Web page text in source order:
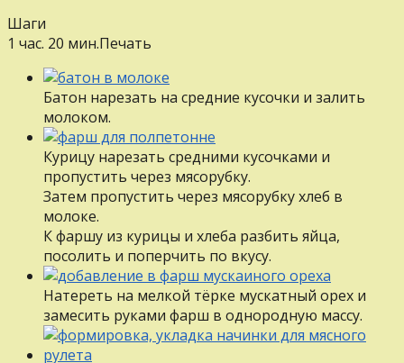
Шаги
1 час. 20 мин.Печать
Батон нарезать на средние кусочки и залить
молоком.
Курицу нарезать средними кусочками и
пропустить через мясорубку.
Затем пропустить через мясорубку хлеб в
молоке.
К фаршу из курицы и хлеба разбить яйца,
посолить и поперчить по вкусу.
Натереть на мелкой тёрке мускатный орех и
замесить руками фарш в однородную массу.